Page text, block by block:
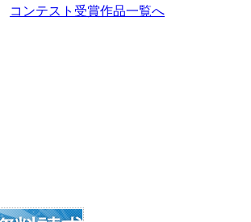
コンテスト受賞作品一覧へ